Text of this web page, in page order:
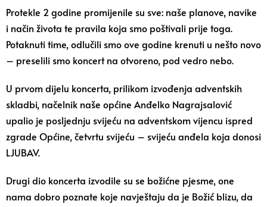
Protekle 2 godine promijenile su sve: naše planove, navike
i način života te pravila koja smo poštivali prije toga.
Potaknuti time, odlučili smo ove godine krenuti u nešto novo
– preselili smo koncert na otvoreno, pod vedro nebo.
U prvom dijelu koncerta, prilikom izvođenja adventskih
skladbi, načelnik naše općine Anđelko Nagrajsalović
upalio je posljednju svijeću na adventskom vijencu ispred
zgrade Općine, četvrtu svijeću – svijeću anđela koja donosi
LJUBAV.
Drugi dio koncerta izvodile su se božićne pjesme, one
nama dobro poznate koje navještaju da je Božić blizu, da